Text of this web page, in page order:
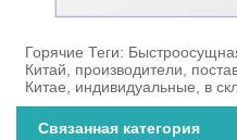
Горячие Теги:
Китай, производители,
Китае, индивидуальные, в
Связанная категория